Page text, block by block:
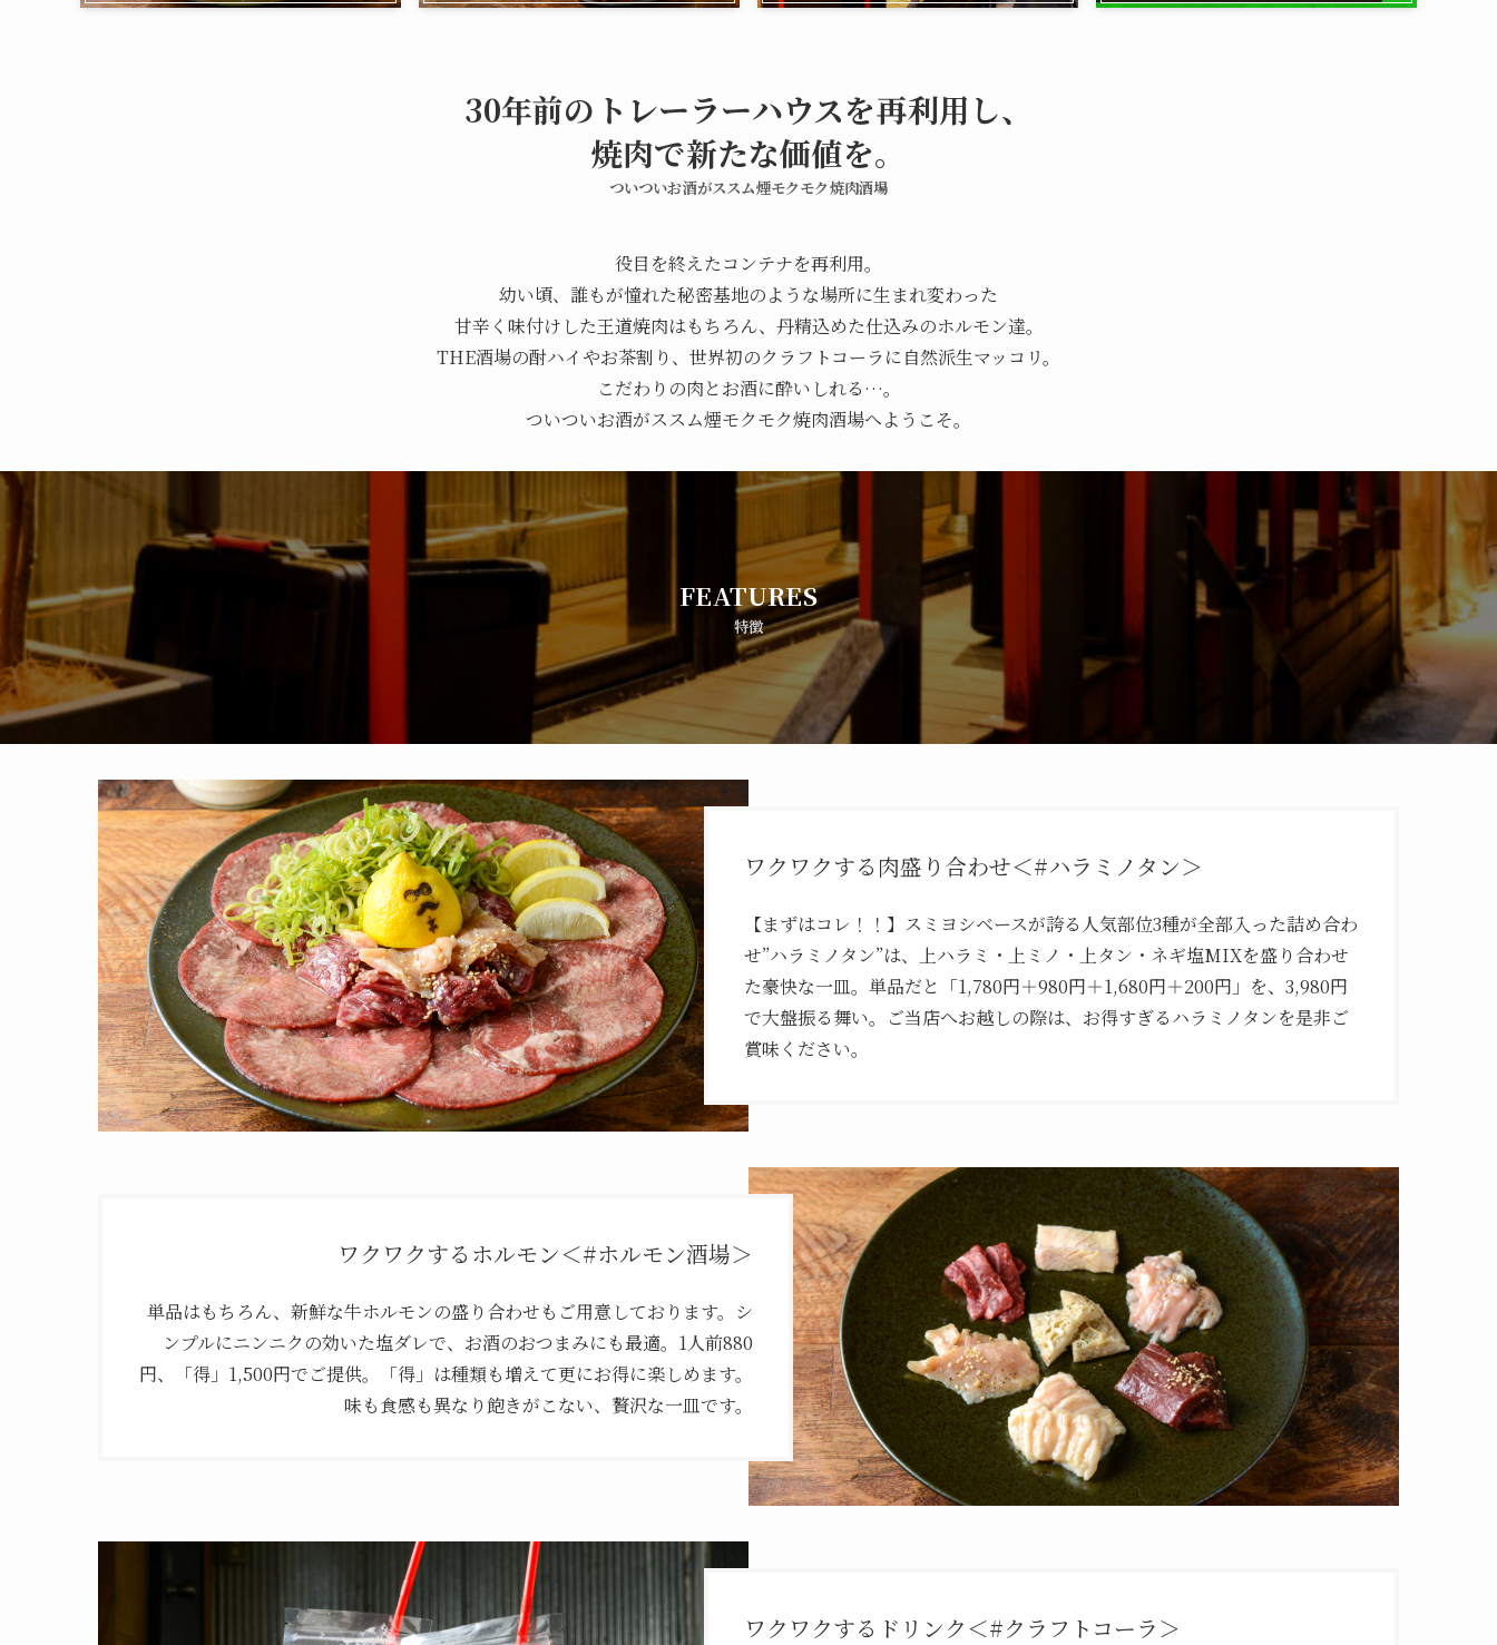
30年前のトレーラーハウスを再利用し、
焼肉で新たな価値を。
ついついお酒がススム煙モクモク焼肉酒場
役目を終えたコンテナを再利用。
幼い頃、誰もが憧れた秘密基地のような場所に生まれ変わった
甘辛く味付けした王道焼肉はもちろん、丹精込めた仕込みのホルモン達。
THE酒場の酎ハイやお茶割り、世界初のクラフトコーラに自然派生マッコリ。
こだわりの肉とお酒に酔いしれる…。
ついついお酒がススム煙モクモク焼肉酒場へようこそ。
FEATURES
特徴
ワクワクする肉盛り合わせ＜#ハラミノタン＞
【まずはコレ！！】スミヨシベースが誇る人気部位3種が全部入った詰め合わ
せ”ハラミノタン”は、上ハラミ・上ミノ・上タン・ネギ塩MIXを盛り合わせ
た豪快な一皿。単品だと「1,780円＋980円＋1,680円＋200円」を、3,980円
で大盤振る舞い。ご当店へお越しの際は、お得すぎるハラミノタンを是非ご
賞味ください。
ワクワクするホルモン＜#ホルモン酒場＞
単品はもちろん、新鮮な牛ホルモンの盛り合わせもご用意しております。シ
ンプルにニンニクの効いた塩ダレで、お酒のおつまみにも最適。1人前880
円、「得」1,500円でご提供。「得」は種類も増えて更にお得に楽しめます。
味も食感も異なり飽きがこない、贅沢な一皿です。
ワクワクするドリンク＜#クラフトコーラ＞